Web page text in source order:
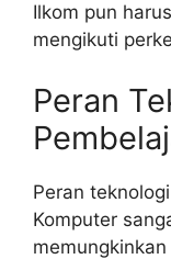
Ilkom pun
mengikuti
Peran
Peran
Komputer